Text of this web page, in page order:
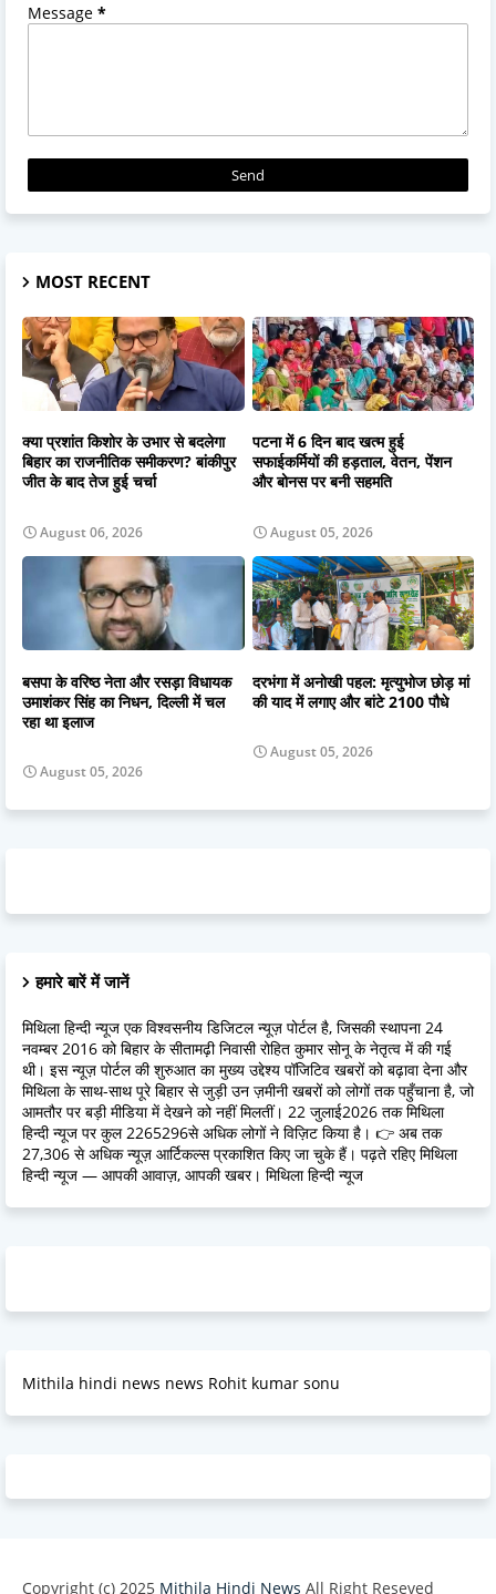
Message *
MOST RECENT
क्या प्रशांत किशोर के उभार से बदलेगा
बिहार का राजनीतिक समीकरण? बांकीपुर
जीत के बाद तेज हुई चर्चा
August 06, 2026
पटना में 6 दिन बाद खत्म हुई
सफाईकर्मियों की हड़ताल, वेतन, पेंशन
और बोनस पर बनी सहमति
August 05, 2026
बसपा के वरिष्ठ नेता और रसड़ा विधायक
उमाशंकर सिंह का निधन, दिल्ली में चल
रहा था इलाज
August 05, 2026
दरभंगा में अनोखी पहल: मृत्युभोज छोड़ मां
की याद में लगाए और बांटे 2100 पौधे
August 05, 2026
हमारे बारें में जानें
मिथिला हिन्दी न्यूज एक विश्वसनीय डिजिटल न्यूज़ पोर्टल है, जिसकी स्थापना 24
नवम्बर 2016 को बिहार के सीतामढ़ी निवासी रोहित कुमार सोनू के नेतृत्व में की गई
थी। इस न्यूज़ पोर्टल की शुरुआत का मुख्य उद्देश्य पॉजिटिव खबरों को बढ़ावा देना और
मिथिला के साथ-साथ पूरे बिहार से जुड़ी उन ज़मीनी खबरों को लोगों तक पहुँचाना है, जो
आमतौर पर बड़ी मीडिया में देखने को नहीं मिलतीं। 22 जुलाई2026 तक मिथिला
हिन्दी न्यूज पर कुल 2265296से अधिक लोगों ने विज़िट किया है। 👉 अब तक
27,306 से अधिक न्यूज़ आर्टिकल्स प्रकाशित किए जा चुके हैं। पढ़ते रहिए मिथिला
हिन्दी न्यूज — आपकी आवाज़, आपकी खबर। मिथिला हिन्दी न्यूज
Mithila hindi news news Rohit kumar sonu
Copyright (c) 2025 Mithila Hindi News All Right Reseved